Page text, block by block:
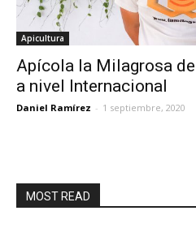
Apicultura
Apícola la Milagrosa
a nivel Internacional
Daniel Ramírez - 1 septiembre, 2020
MOST READ